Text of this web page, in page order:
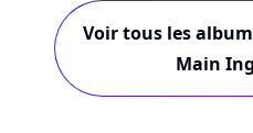
Voir tous les
Main